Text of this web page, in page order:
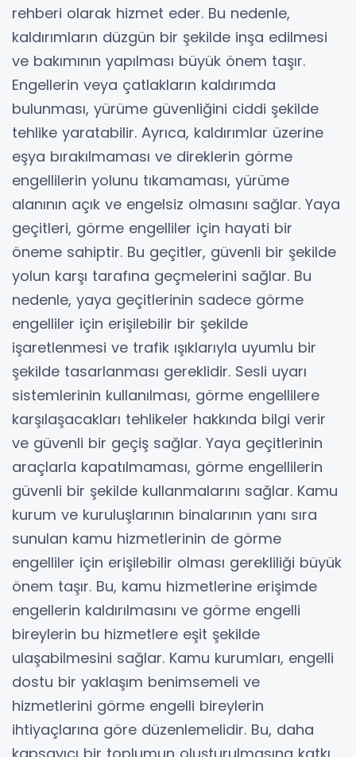
rehberi olarak hizmet eder. Bu nedenle,
kaldırımların düzgün bir şekilde inşa edilmesi
ve bakımının yapılması büyük önem taşır.
Engellerin veya çatlakların kaldırımda
bulunması, yürüme güvenliğini ciddi şekilde
tehlike yaratabilir. Ayrıca, kaldırımlar üzerine
eşya bırakılmaması ve direklerin görme
engellilerin yolunu tıkamaması, yürüme
alanının açık ve engelsiz olmasını sağlar. Yaya
geçitleri, görme engelliler için hayati bir
öneme sahiptir. Bu geçitler, güvenli bir şekilde
yolun karşı tarafına geçmelerini sağlar. Bu
nedenle, yaya geçitlerinin sadece görme
engelliler için erişilebilir bir şekilde
işaretlenmesi ve trafik ışıklarıyla uyumlu bir
şekilde tasarlanması gereklidir. Sesli uyarı
sistemlerinin kullanılması, görme engellilere
karşılaşacakları tehlikeler hakkında bilgi verir
ve güvenli bir geçiş sağlar. Yaya geçitlerinin
araçlarla kapatılmaması, görme engellilerin
güvenli bir şekilde kullanmalarını sağlar. Kamu
kurum ve kuruluşlarının binalarının yanı sıra
sunulan kamu hizmetlerinin de görme
engelliler için erişilebilir olması gerekliliği büyük
önem taşır. Bu, kamu hizmetlerine erişimde
engellerin kaldırılmasını ve görme engelli
bireylerin bu hizmetlere eşit şekilde
ulaşabilmesini sağlar. Kamu kurumları, engelli
dostu bir yaklaşım benimsemeli ve
hizmetlerini görme engelli bireylerin
ihtiyaçlarına göre düzenlemelidir. Bu, daha